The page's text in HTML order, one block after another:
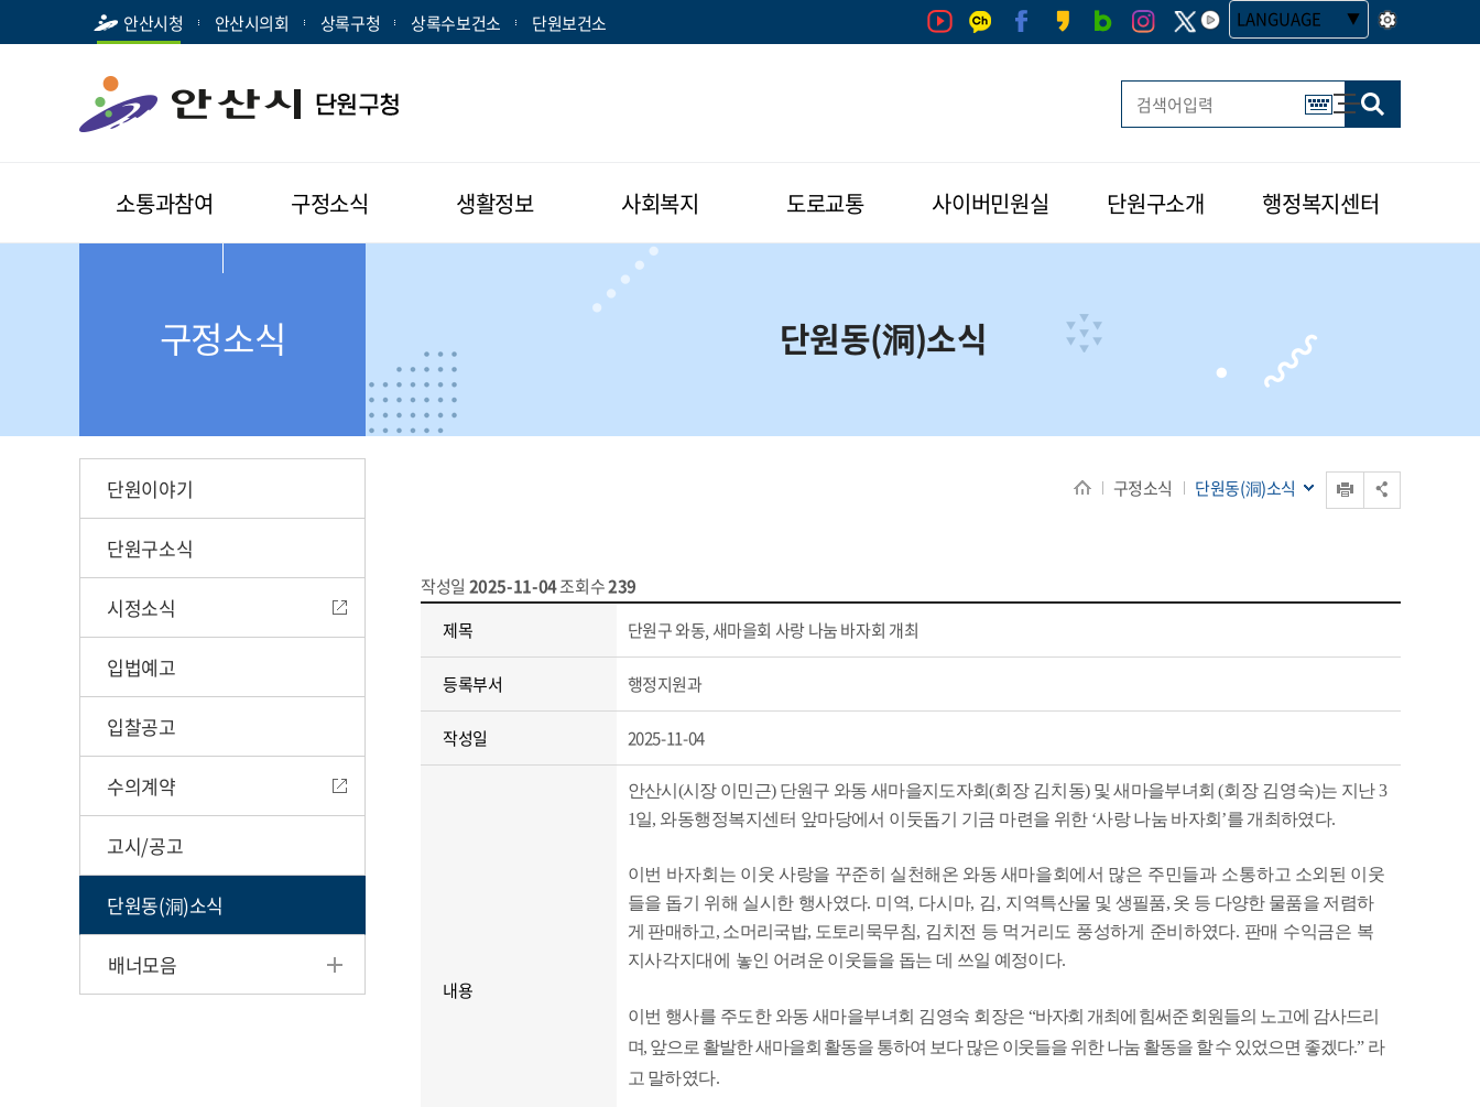
안산시청 안산시의회 상록구청 상록수보건소 단원보건소 LANGUAGE
소통과참여 구정소식 생활정보 사회복지 도로교통 사이버민원실 단원구소개 행정복지센터
구정소식 단원동(洞)소식
구정소식 단원동(洞)소식
단원이야기
단원구소식
시정소식
입법예고
입찰공고
수의계약
고시/공고
단원동(洞)소식
배너모음
작성일 2025-11-04조회수239
제목
단원구 와동, 새마을회 사랑 나눔 바자회 개최
등록부서 행정지원과
작성일 2025-11-04
내용
안산시 (시장 이민근) 단원구 와동 새마을지도자회(회장 김치동) 및 새마을부녀회 (회장 김영숙)는 지난3
1일, 와동행정복지센터 앞마당에서 이둣돕기 기금 마련을 위한 ‘사랑 나눔 바자회 ’를 개최하였다.
이번 바자회는 이웃 사랑을 꾸준히 실천해온 와동 새마을회에서 많은 주민들과 소통하고 소외된 이웃
들을 돕기 위해 실시한 행사였다. 미역, 다시마, 김, 지역특산물 및 생필품, 옷 등 다양한 물품을 저렴하
게 판매하고, 소머리국밥, 도토리묵무침, 김치전 등 먹거리도 풍성하게 준비하였다. 판매 수익금은 복
지사각지대에 놓인 어려운 이웃들을 돕는 데 쓰일 예정이다.
이번 행사를 주도한 와동 새마을부녀회 김영숙 회장은“바자회 개최에 힘써준회 원들의 노고에 감사드리
며, 앞으로 활발한 새마을회 활동을 통하여 보다 많은 이웃들을 위한 나눔 활동을 할 수 있었으면 좋겠다.” 라
고 말하였다.